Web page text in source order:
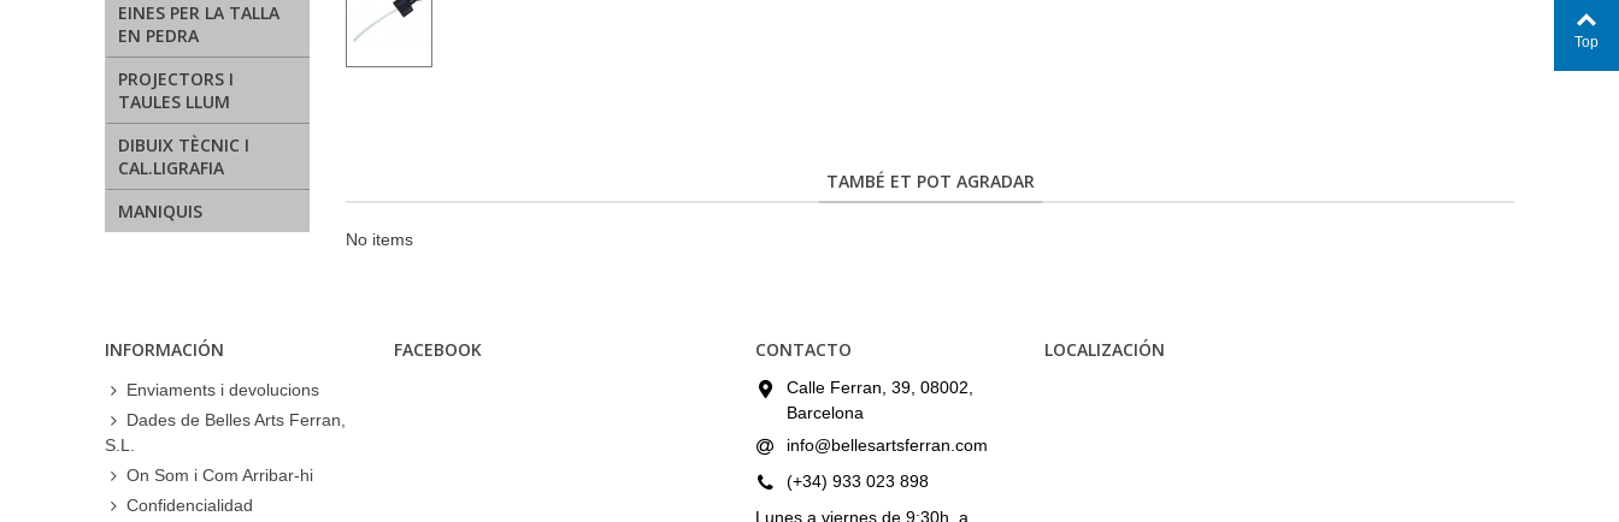
EINES PER LA TALLA
EN PEDRA
PROJECTORS I
TAULES LLUM
DIBUIX TÈCNIC I
CAL.LIGRAFIA
MANIQUIS
TAMBÉ ET POT AGRADAR
No items
INFORMACIÓN
Enviaments i devolucions
Dades de Belles Arts Ferran,
S.L.
On Som i Com Arribar-hi
Confidencialidad
FACEBOOK CONTACTO
Calle Ferran, 39, 08002,
Barcelona
info@bellesartsferran.com
(+34) 933 023 898
Lunes a viernes de 9:30h. a
LOCALIZACIÓN
Top